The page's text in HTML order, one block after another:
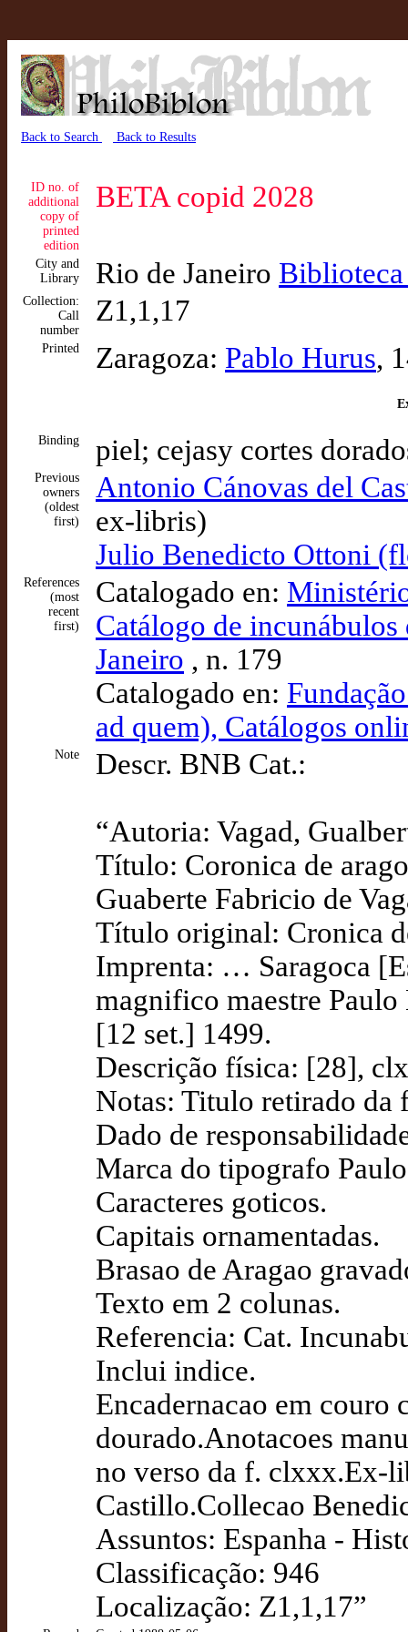
Back to Search Back to Results
ID no. of
additional
copy of
printed
edition
BETA copid 2028
City and
Library
Rio de Janeiro
Collection:
Call
number
Z1,1,17
Printed Zaragoza: Pablo Hurus,
Binding piel; cejasy cortes
Previous
owners
(oldest
first)
Antonio Cánovas del
ex-libris)
Julio Benedicto Ottoni
References
(most
recent
first)
Catalogado en:
Catálogo de
Janeiro , n. 179
Catalogado en:
ad quem), Catálogos
Note Descr. BNB Cat.:
“Autoria: Vagad,
Título: Coronica de
Guaberte Fabricio de
Título original: Cronica
Imprenta: … Saragoca
magnifico maestre
[12 set.] 1499.
Descrição física: [28],
Notas: Titulo retirado da
Dado de
Marca do tipografo
Caracteres goticos.
Capitais ornamentadas.
Brasao de Aragao
Texto em 2 colunas.
Referencia: Cat.
Inclui indice.
Encadernacao em couro
dourado.Anotacoes
no verso da f. clxxx.Ex-
Castillo.Collecao
Assuntos: Espanha -
Classificação: 946
Localização: Z1,1,17”